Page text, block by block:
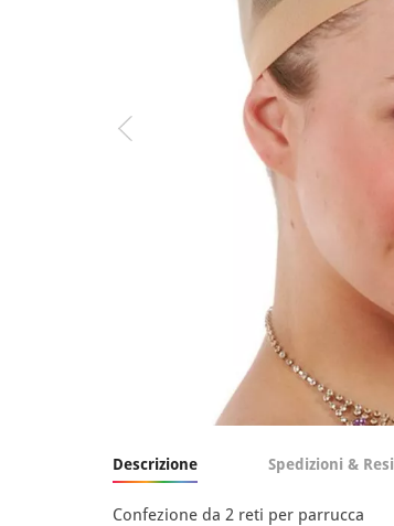
Descrizione Spedizioni & Resi
Confezione da 2 reti per parrucca